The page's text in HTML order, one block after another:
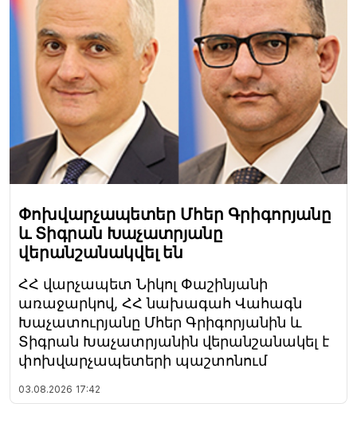
Փոխվարչապետեր Մհեր Գրիգորյանը
և Տիգրան Խաչատրյանը
վերանշանակվել են
ՀՀ վարչապետ Նիկոլ Փաշինյանի
առաջարկով, ՀՀ նախագահ Վահագն
Խաչատուրյանը Մհեր Գրիգորյանին և
Տիգրան Խաչատրյանին վերանշանակել է
փոխվարչապետերի պաշտոնում
03.08.2026 17:42